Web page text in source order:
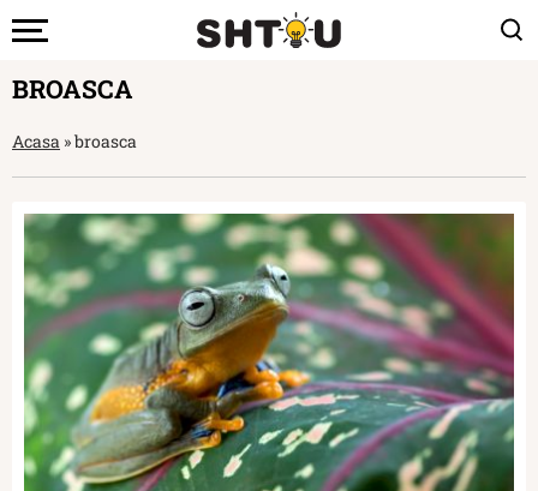
BROASCA
Acasa »broasca